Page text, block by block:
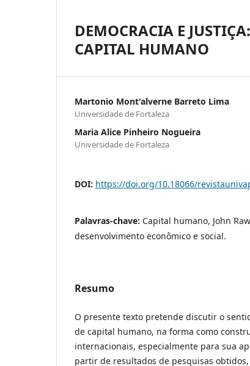
DEMOCRACIA E
CAPITAL HUMANO
Martonio Mont'alverne Barreto Lima
Universidade de Fortaleza
Maria Alice Pinheiro Nogueira
Universidade de Fortaleza
DOI: https://doi.org/10.18066/
Palavras-chave: Capital humano, John
desenvolvimento econômico e social.
Resumo
O presente texto pretende discutir o
de capital humano, na forma como
internacionais, especialmente para sua
partir de resultados de pesquisas